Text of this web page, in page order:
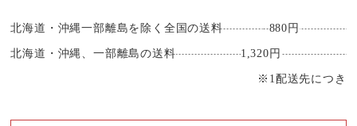
北海道・沖縄一部離島を除く全国の送料 880円
北海道・沖縄、一部離島の送料 1,320円
※1配送先につき